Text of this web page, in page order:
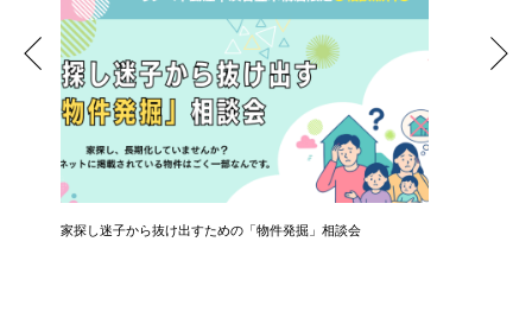
家探し迷子から抜け出すための「物件発掘」相談会